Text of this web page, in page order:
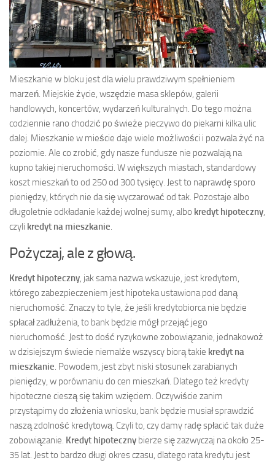
Mieszkanie w bloku jest dla wielu prawdziwym spełnieniem
marzeń. Miejskie życie, wszędzie masa sklepów, galerii
handlowych, koncertów, wydarzeń kulturalnych. Do tego można
codziennie rano chodzić po świeże pieczywo do piekarni kilka ulic
dalej. Mieszkanie w mieście daje wiele możliwości i pozwala żyć na
poziomie. Ale co zrobić, gdy nasze fundusze nie pozwalają na
kupno takiej nieruchomości. W większych miastach, standardowy
koszt mieszkań to od 250 od 300 tysięcy. Jest to naprawdę sporo
pieniędzy, których nie da się wyczarować od tak. Pozostaje albo
długoletnie odkładanie każdej wolnej sumy, albo kredyt hipoteczny,
czyli kredyt na mieszkanie.
Pożyczaj, ale z głową.
Kredyt hipoteczny, jak sama nazwa wskazuje, jest kredytem,
którego zabezpieczeniem jest hipoteka ustawiona pod daną
nieruchomość. Znaczy to tyle, że jeśli kredytobiorca nie będzie
spłacał zadłużenia, to bank będzie mógł przejąć jego
nieruchomość. Jest to dość ryzykowne zobowiązanie, jednakowoż
w dzisiejszym świecie niemalże wszyscy biorą takie kredyt na
mieszkanie. Powodem, jest zbyt niski stosunek zarabianych
pieniędzy, w porównaniu do cen mieszkań. Dlatego też kredyty
hipoteczne cieszą się takim wzięciem. Oczywiście zanim
przystąpimy do złożenia wniosku, bank będzie musiał sprawdzić
naszą zdolność kredytową. Czyli to, czy damy radę spłacić tak duże
zobowiązanie. Kredyt hipoteczny bierze się zazwyczaj na około 25-
35 lat. Jest to bardzo długi okres czasu, dlatego rata kredytu jest